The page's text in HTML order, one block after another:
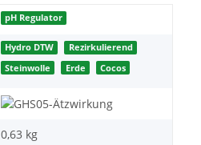
pH Regulator
Hydro DTW
Rezirkulierend
Steinwolle
Erde Cocos
0,63 kg